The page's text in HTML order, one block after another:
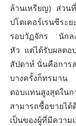
ล้านเหรียญ) ส่วน
ปโตเคอร์เรนซีระย
รอบวัฏจักร นักลง
หัว แต่ได้รับผลตอ
สัปดาห์ นั่นคือการ
บางครั้งก็ทรมา
ตอบแทนสูงสุดใน
สามารถซื้อขายได้
เป็นของผู้ที่มีความ